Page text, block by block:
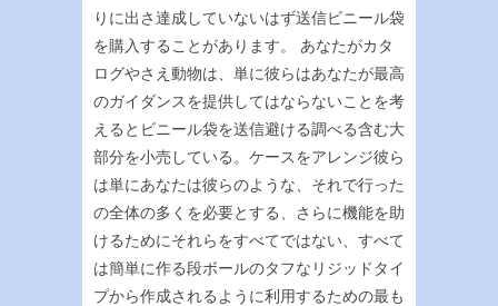
りに出さ達成していないはず送信ビニール袋
を購入することがあります。 あなたがカタ
ログやさえ動物は、単に彼らはあなたが最高
のガイダンスを提供してはならないことを考
えるとビニール袋を送信避ける調べる含む大
部分を小売している。ケースをアレンジ彼ら
は単にあなたは彼らのような、それで行った
の全体の多くを必要とする、さらに機能を助
けるためにそれらをすべてではない、すべて
は簡単に作る段ボールのタフなリジッドタイ
プから作成されるように利用するための最も